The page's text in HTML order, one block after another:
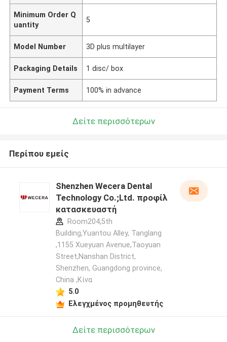
Minimum Order Q
uantity
5
Model Number 3D plus multilayer
Packaging Details 1 disc/ box
Payment Terms 100% in advance
Δείτε περισσότερων
Περίπου εμείς
Shenzhen Wecera Dental
Technology Co.;Ltd. προφίλ
κατασκευαστή
Room204,5th
Building,Yuantou Alley, Tanglang
,1155 Xueyuan Avenue,Taoyuan
Street,Nanshan District,
Shenzhen, Guangdong province,
China ,Κίνα
5.0
Ελεγχμένος προμηθευτής
Δείτε περισσότερων